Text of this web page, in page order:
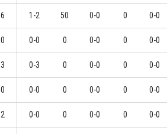
6 1-2 50 0-0 0 0-0
0 0-0 0 0-0 0 0-0
3 0-3 0 0-0 0 0-0
0 0-0 0 0-0 0 0-0
2 0-0 0 0-0 0 0-0